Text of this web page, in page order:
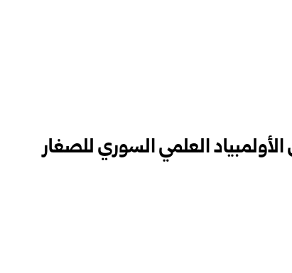
الأولمبياد ‏العلمي السوري للصغار